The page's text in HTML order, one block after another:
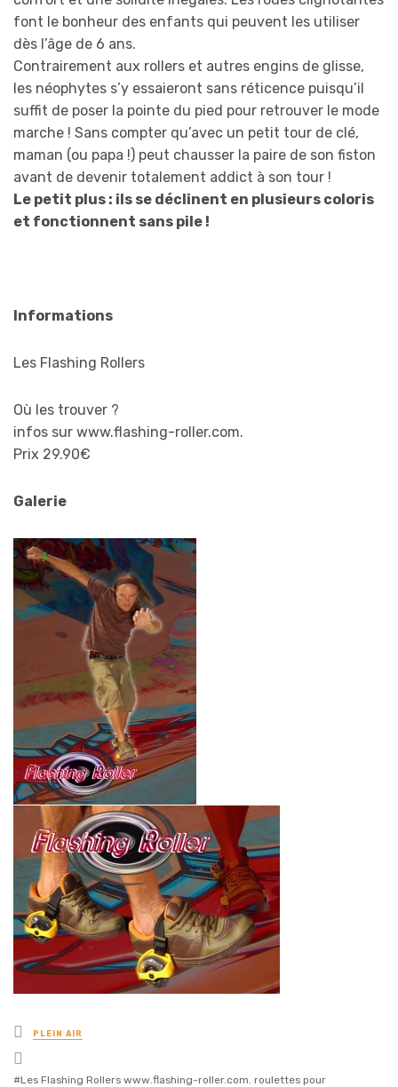
font le bonheur des enfants qui peuvent les utiliser
dès l’âge de 6 ans.
Contrairement aux rollers et autres engins de glisse,
les néophytes s’y essaieront sans réticence puisqu’il
suffit de poser la pointe du pied pour retrouver le mode
marche ! Sans compter qu’avec un petit tour de clé,
maman (ou papa !) peut chausser la paire de son fiston
avant de devenir totalement addict à son tour !
Le petit plus : ils se déclinent en plusieurs coloris
et fonctionnent sans pile !
Informations
Les Flashing Rollers
Où les trouver ?
infos sur www.flashing-roller.com.
Prix 29.90€
Galerie
Posted
in
PLEIN AIR
with
Les Flashing Rollers www.flashing-roller.com. roulettes pour